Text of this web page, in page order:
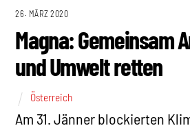
26. MÄRZ 2020
Magna: Gemeinsam
und Umwelt retten
Österreich
Am 31. Jänner blockierten